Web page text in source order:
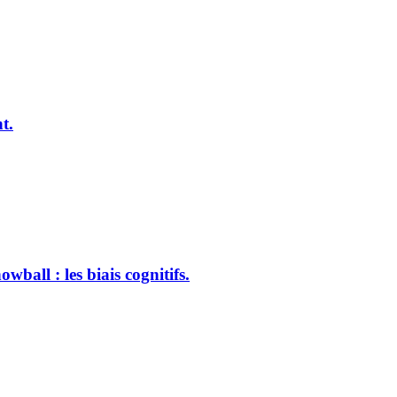
: les biais cognitifs.